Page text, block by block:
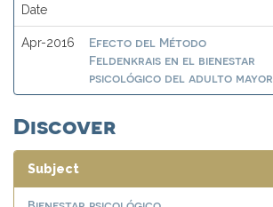
Date
Apr-2016
Efecto del Método
Feldenkrais en el bienestar
psicológico del adulto mayor
Discover
Subject